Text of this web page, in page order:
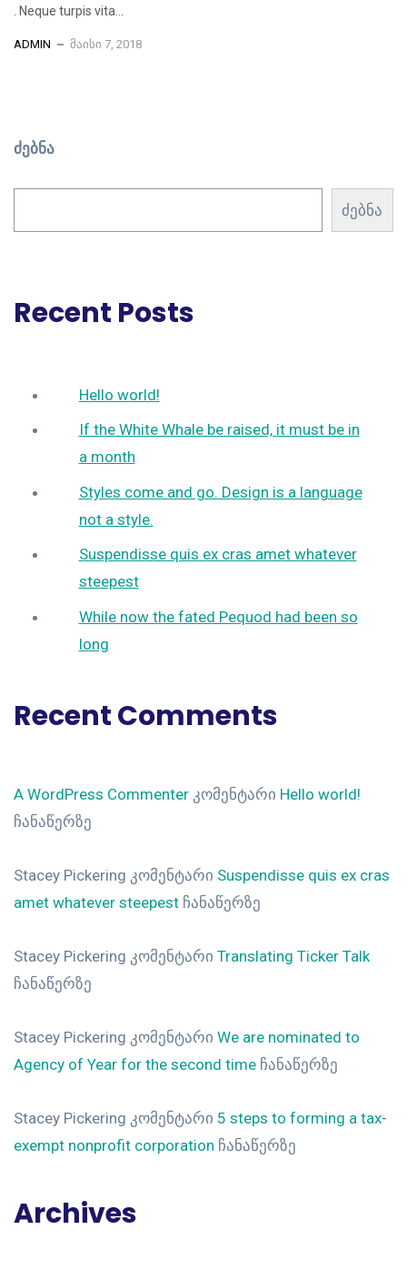
. Neque turpis vita...
ADMIN ᲛᲐᲘᲡᲘ 7, 2018
ძებნა
ძებნა
Recent Posts
Hello world!
If the White Whale be raised, it must be in
a month
Styles come and go. Design is a language
not a style.
Suspendisse quis ex cras amet whatever
steepest
While now the fated Pequod had been so
long
Recent Comments
A WordPress Commenter კომენტარი Hello world!
ჩანაწერზე
Stacey Pickering კომენტარი Suspendisse quis ex cras
amet whatever steepest ჩანაწერზე
Stacey Pickering კომენტარი Translating Ticker Talk
ჩანაწერზე
Stacey Pickering კომენტარი We are nominated to
Agency of Year for the second time ჩანაწერზე
Stacey Pickering კომენტარი 5 steps to forming a tax-
exempt nonprofit corporation ჩანაწერზე
Archives